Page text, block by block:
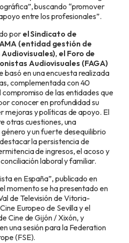
buscando “promover
entre los profesionales”.
por el Sindicato de
(entidad gestión de
, el Foro de
Audiovisuales (FAGA)
basó en una encuesta realizada
complementada con 40
de las entidades que
conocer en profundidad su
mejoras y políticas de apoyo. El
otras cuestiones, una
y un fuerte desequilibrio
la persistencia de
de ingresos, el acoso y
laboral y familiar.
en España”, publicado en
momento se ha presentado en
de Televisión de Vitoria-
Europeo de Sevilla y el
Cine de Gijón / Xixón, y
una sesión para la Federation
(FSE).